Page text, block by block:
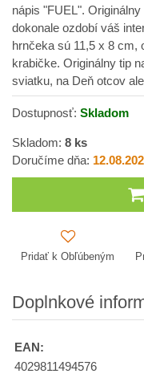
nápis "FUEL".
dokonale ozdobí váš
hrnčeka sú 11,5 x 8 cm,
krabičke. Originálny tip
sviatku, na Deň otcov
Dostupnosť: Skladom
Skladom: 8 ks
Doručíme dňa:
Pridať k Obľúbeným
Doplnkové
EAN:
4029811494576